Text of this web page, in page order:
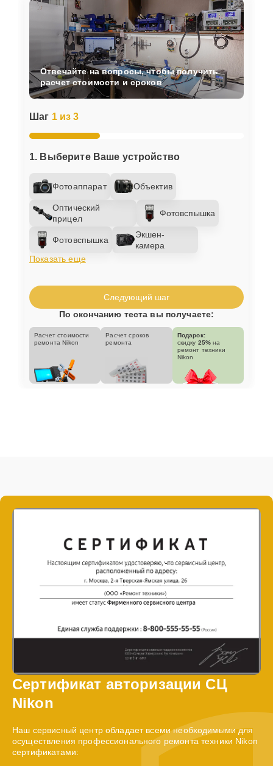
Шаг 1 из 3
1. Выберите Ваше устройство
Фотоаппарат Объектив
Оптический
прицел
Фотовспышка
Фотовспышка
Экшен-
камера
Показать еще
Отвечайте на вопросы, чтобы получить
расчет стоимости и сроков
Следующий шаг
По окончанию теста вы получаете:
Расчет стоимости
ремонта Nikon
Расчет сроков
ремонта
Подарок:
скидку 25% на
ремонт техники
Nikon
Сертификат авторизации СЦ
Nikon
Наш сервисный центр обладает всеми необходимыми для
осуществления профессионального ремонта техники Nikon
сертификатами: